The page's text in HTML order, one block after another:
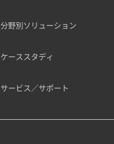
分野別ソリューション
ケーススタディ
サービス／サポート